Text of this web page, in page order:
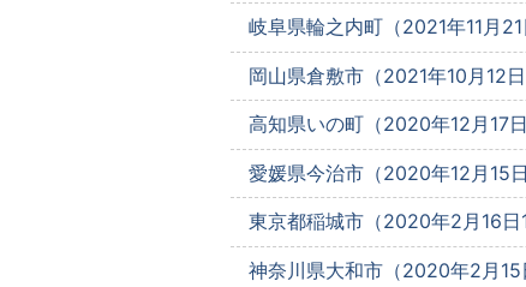
岐阜県輪之内町（2021年11月
岡山県倉敷市（2021年10月12
高知県いの町（2020年12月17
愛媛県今治市（2020年12月15
東京都稲城市（2020年2月16日
神奈川県大和市（2020年2月15